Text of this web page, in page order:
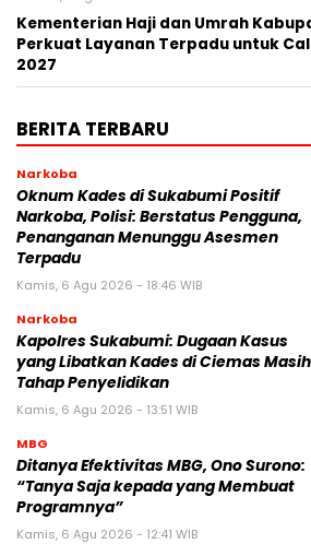
Kementerian Haji dan Umrah
Perkuat Layanan Terpadu untuk
2027
BERITA TERBARU
Narkoba
Oknum Kades di Sukabumi Positif
Narkoba, Polisi: Berstatus Pengguna,
Penanganan Menunggu Asesmen
Terpadu
Kamis, 6 Agu 2026 - 18:46 WIB
Narkoba
Kapolres Sukabumi: Dugaan Kasus
yang Libatkan Kades di Ciemas Masih
Tahap Penyelidikan
Kamis, 6 Agu 2026 - 13:51 WIB
MBG
‎Ditanya Efektivitas MBG, Ono Surono:
“Tanya Saja kepada yang Membuat
Programnya”‎
Kamis, 6 Agu 2026 - 12:41 WIB